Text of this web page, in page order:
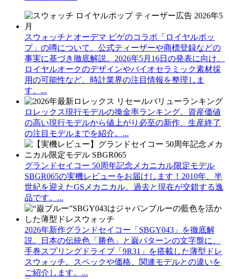
スウォッチとオーデマ ピゲのコラボ「ロイヤルポッ
プ」の噂について、公式ティーザーや商標登録などの
事実に基づき徹底解説。2026年5月16日の発表に向け、
ロイヤルオークのデザインやバイオセラミック素材採
用の可能性など、時計業界の注目情報を整理しま
す。...
ロレックス現行モデルの換金率ランキング。資産価値
の高い現行モデルから値上がり必至の新作、生産終了
の注目モデルまでを紹介。...
グランドセイコー 50周年記念メカニカル限定モデル
SBGR065の実機レビューをお届けします！2010年、半
世紀を迎えたGSメカニカル。過去と現在が交錯する逸
品です。...
2026年新作グランドセイコー「SBGY043」を徹底解
説。日本の伝統色「勝色」と巌パターンの文字盤に、
手巻スプリングドライブ「9R31」を搭載した薄型ドレ
スウォッチ。スペックや価格、関連モデルとの違いを
ご紹介します。...